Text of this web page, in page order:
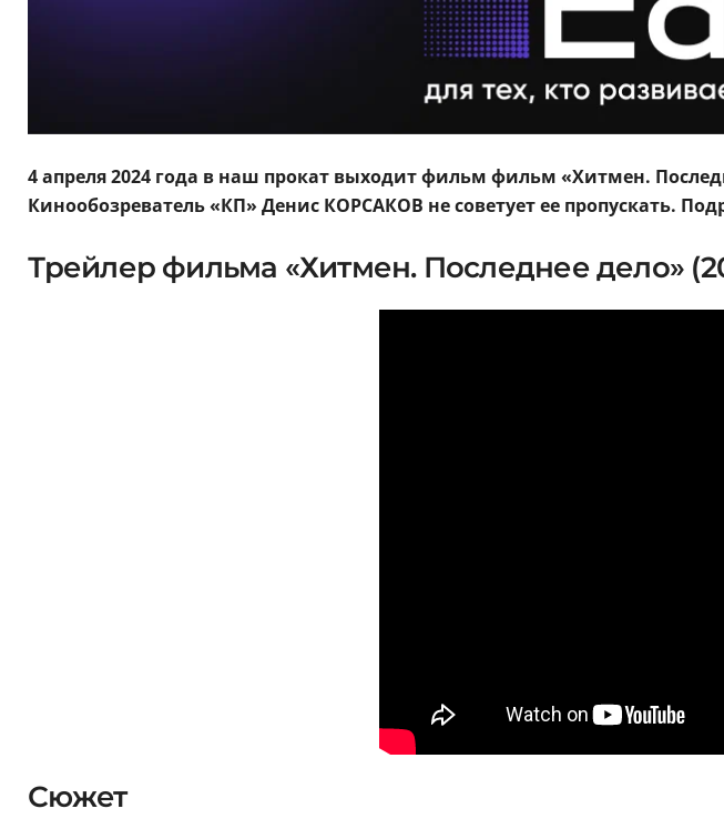
4 апреля 2024 года в наш прокат выходит фильм фильм «Хитмен.
Кинообозреватель «КП» Денис КОРСАКОВ не советует ее пропускать.
Трейлер фильма «Хитмен. Последнее дело»
Сюжет